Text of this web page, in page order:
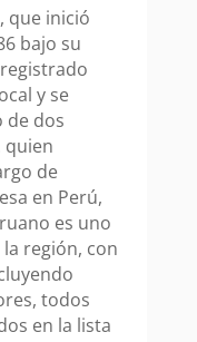
que inició
bajo su
y se
de dos
quien
de
en Perú,
es uno
región, con
todos
en la lista